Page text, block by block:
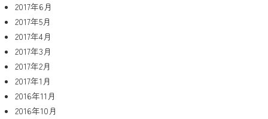
2017年6月
2017年5月
2017年4月
2017年3月
2017年2月
2017年1月
2016年11月
2016年10月